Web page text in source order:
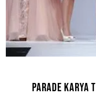
PARADE KARYA